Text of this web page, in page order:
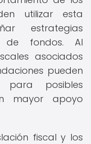
utilizar esta
estrategias
de fondos. Al
asociados
pueden
posibles
mayor apoyo
fiscal y los